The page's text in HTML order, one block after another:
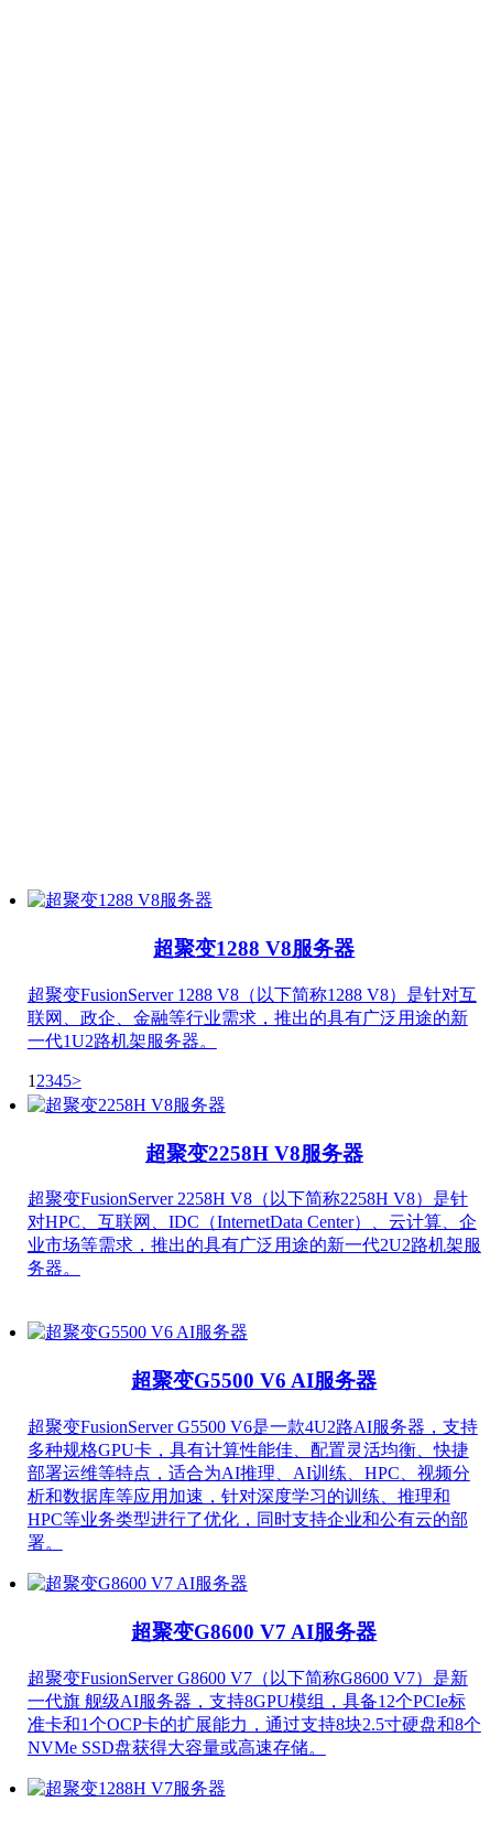
超聚变1288 V8服务器
超聚变FusionServer 1288 V8（以下简称1288 V8）是针对互
联网、政企、金融等行业需求，推出的具有广泛用途的新
一代1U2路机架服务器。
超聚变2258H V8服务器
超聚变FusionServer 2258H V8（以下简称2258H V8）是针
对HPC、互联网、IDC（InternetData Center）、云计算、企
业市场等需求，推出的具有广泛用途的新一代2U2路机架服
务器。
超聚变G5500 V6 AI服务器
超聚变FusionServer G5500 V6是一款4U2路AI服务器，支持
多种规格GPU卡，具有计算性能佳、配置灵活均衡、快捷
部署运维等特点，适合为AI推理、AI训练、HPC、视频分
析和数据库等应用加速，针对深度学习的训练、推理和
HPC等业务类型进行了优化，同时支持企业和公有云的部
署。
超聚变G8600 V7 AI服务器
超聚变FusionServer G8600 V7（以下简称G8600 V7）是新
一代旗 舰级AI服务器，支持8GPU模组，具备12个PCIe标
准卡和1个OCP卡的扩展能力，通过支持8块2.5寸硬盘和8个
NVMe SSD盘获得大容量或高速存储。
1 2345>